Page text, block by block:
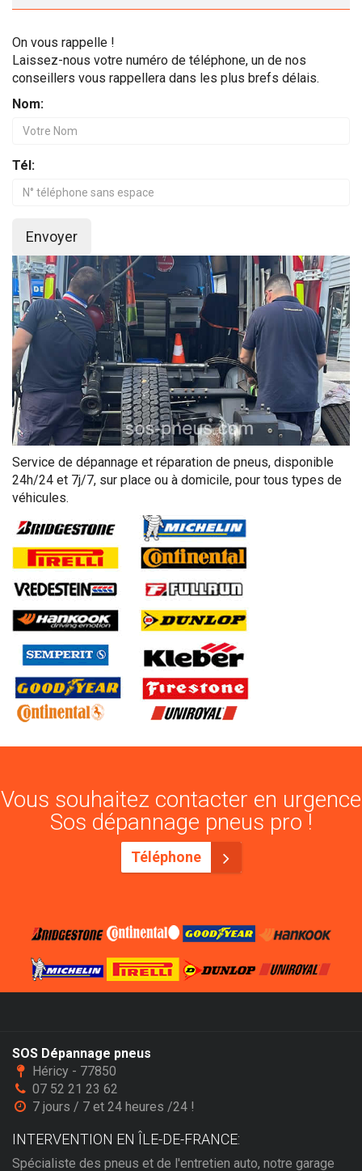
On vous rappelle !
Laissez-nous votre numéro de téléphone, un de nos
conseillers vous rappellera dans les plus brefs délais.
Nom:
Tél:
Envoyer
Service de dépannage et réparation de pneus, disponible
24h/24 et 7j/7, sur place ou à domicile, pour tous types de
véhicules.
Vous souhaitez contacter en urgence
Sos dépannage pneus pro !
Téléphone
SOS Dépannage pneus
Héricy - 77850
07 52 21 23 62
7 jours / 7 et 24 heures /24 !
INTERVENTION EN ÎLE-DE-FRANCE:
Spécialiste des pneus et de l'entretien auto, notre garage